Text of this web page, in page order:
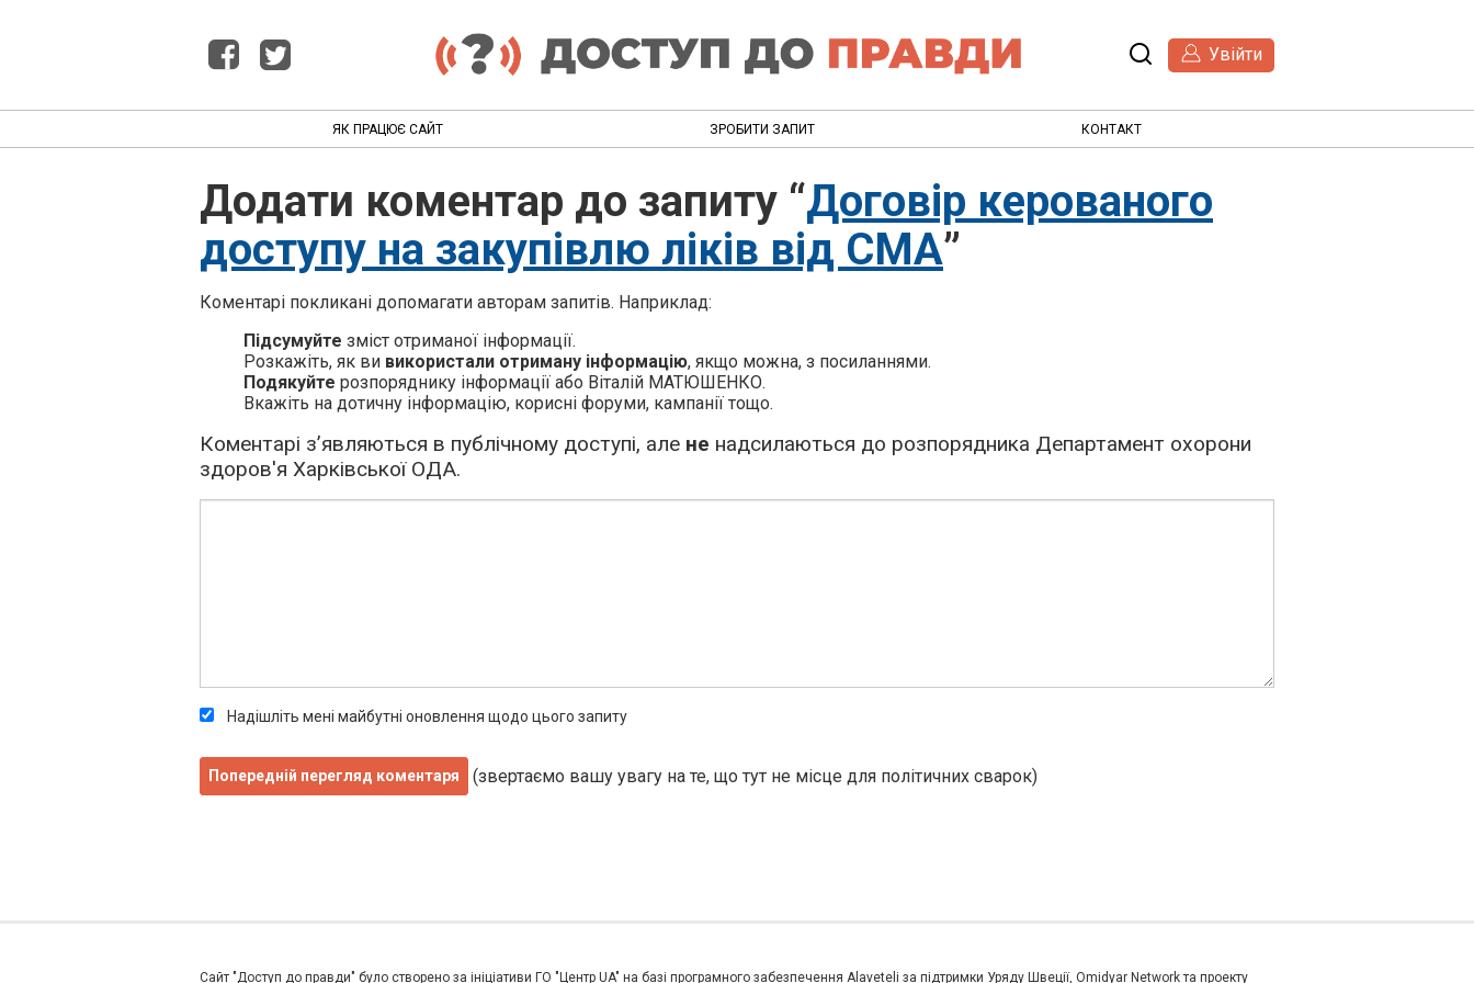
Увійти
ЯК ПРАЦЮЄ САЙТ ЗРОБИТИ ЗАПИТ КОНТАКТ
Додати коментар до запиту “Договір керованого
доступу на закупівлю ліків від СМА”
Коментарі покликані допомагати авторам запитів. Наприклад:
Підсумуйте зміст отриманої інформації.
Розкажіть, як ви використали отриману інформацію, якщо можна, з посиланнями.
Подякуйте розпоряднику інформації або Віталій МАТЮШЕНКО.
Вкажіть на дотичну інформацію, корисні форуми, кампанії тощо.
Коментарі з’являються в публічному доступі, але не надсилаються до розпорядника Департамент охорони
здоров'я Харківської ОДА.
Надішліть мені майбутні оновлення щодо цього запиту
(звертаємо вашу увагу на те, що тут не місце для політичних сварок)
Сайт "Доступ до правди" було створено за ініціативи ГО "Центр UA" на базі програмного забезпечення Alaveteli за підтримки Уряду Швеції, Omidyar Network та проекту